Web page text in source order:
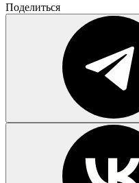
Поделиться